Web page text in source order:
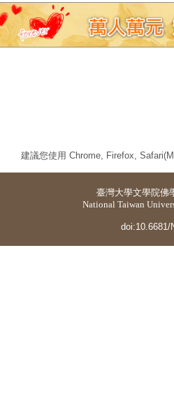
建議您使用 Chrome, Firefox,
臺灣大學文學院佛
National Taiwan
doi:10.6681/